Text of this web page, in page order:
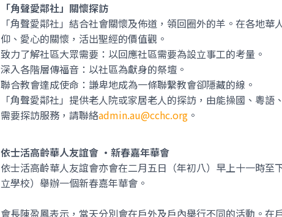
「角聲愛鄰社」關懷探訪
「角聲愛鄰社」結合社會關懷及佈道，領回圈外的羊。在各地
仰、愛心的關懷，活出聖經的價值觀。
致力了解社區大眾需要：以回應社區需要為設立事工的考量。
深入各階層傳福音：以社區為獻身的祭壇。
聯合教會達成使命：謙卑地成為一條聯繫教會卻隱藏的線。
「角聲愛鄰社」提供老人院或家居老人的探訪，由能操國、粵
需要探訪服務，請聯絡admin.au@cchc.org 。
依士活高齡華人友誼會 ·新春嘉年華會
依士活高齡華人友誼會亦會在二月五日（年初八）早上十一時
立學校）舉辦一個新春嘉年華會。
會長陳盈鳳表示，當天分別會在戶外及戶內舉行不同的活動。